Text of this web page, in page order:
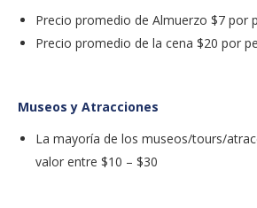
Precio promedio de Almuerzo $7 por
Precio promedio de la cena $20 por
Museos y Atracciones
La mayoría de los museos/tours/
valor entre $10 – $30